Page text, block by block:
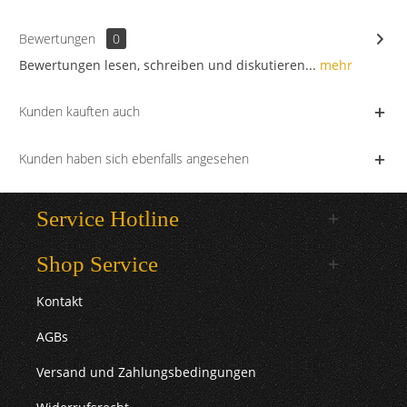
Bewertungen
0
Bewertungen lesen, schreiben und diskutieren... mehr
Kunden kauften auch
Kunden haben sich ebenfalls angesehen
Service Hotline
Shop Service
Kontakt
AGBs
Versand und Zahlungsbedingungen